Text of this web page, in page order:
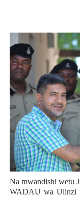
Na mwandishi wetu
WADAU wa Ulinzi